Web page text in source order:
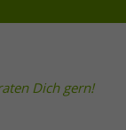
Dich gern!